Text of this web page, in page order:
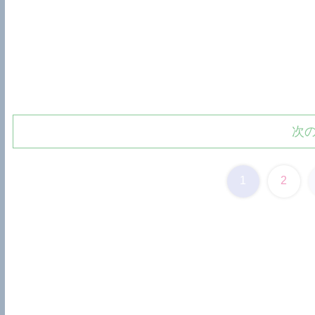
次
2